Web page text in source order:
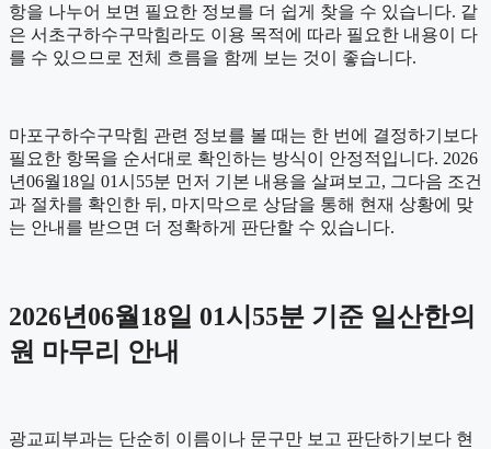
항을 나누어 보면 필요한 정보를 더 쉽게 찾을 수 있습니다. 같
은 서초구하수구막힘라도 이용 목적에 따라 필요한 내용이 다
를 수 있으므로 전체 흐름을 함께 보는 것이 좋습니다.
마포구하수구막힘 관련 정보를 볼 때는 한 번에 결정하기보다
필요한 항목을 순서대로 확인하는 방식이 안정적입니다. 2026
년06월18일 01시55분 먼저 기본 내용을 살펴보고, 그다음 조건
과 절차를 확인한 뒤, 마지막으로 상담을 통해 현재 상황에 맞
는 안내를 받으면 더 정확하게 판단할 수 있습니다.
2026년06월18일 01시55분 기준 일산한의
원 마무리 안내
광교피부과는 단순히 이름이나 문구만 보고 판단하기보다 현